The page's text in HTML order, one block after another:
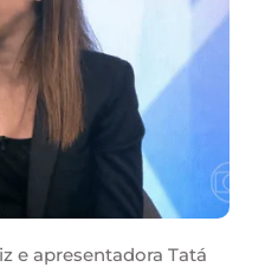
e apresentadora Tatá